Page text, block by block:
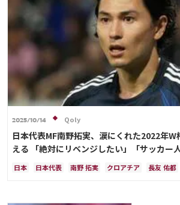
2025/10/14 Qoly
日本代表MF南野拓実、涙にくれた2022年
える 「絶対にリベンジしたい」「サッカー
日本 日本代表 南野 拓実 クロアチア 長友 佑都